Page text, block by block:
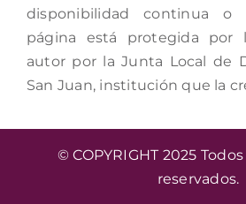
disponibilidad continua o
página está protegida por
autor por la Junta Local de
San Juan, institución que la
© COPYRIGHT 2025
reservados.